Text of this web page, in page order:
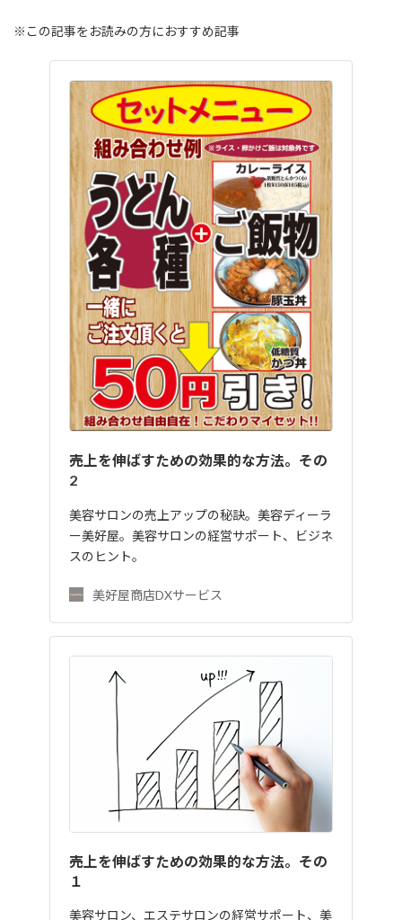
※この記事をお読みの方におすすめ記事
売上を伸ばすための効果的な方法。その
2
美容サロンの売上アップの秘訣。美容ディーラ
ー美好屋。美容サロンの経営サポート、ビジネ
スのヒント。
美好屋商店DXサービス
売上を伸ばすための効果的な方法。その
１
美容サロン、エステサロンの経営サポート、美